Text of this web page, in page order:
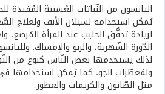
اليانسون من النّباتات العُشبية
يُمكن استخدامه لسيلان الأنف ولعلاج
لزيادة تدفُّق الحليب عند المرأة المُرضع،
الدّورة الشّهرية، والربو والإمساك.
لذلك يستخدمها بعض النّاس كنوع من
ولمُعطّرات الجو، كما يُمكن استخدامها
مثل الصّابون والكريمات والعطور.